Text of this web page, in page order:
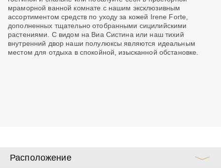
мраморной ванной комнате с нашим эксклюзивным
ассортиментом средств по уходу за кожей Irene Forte,
дополненных тщательно отобранными сицилийскими
растениями. С видом на Виа Систина или наш тихий
внутренний двор наши полулюксы являются идеальным
местом для отдыха в спокойной, изысканной обстановке.
Расположение